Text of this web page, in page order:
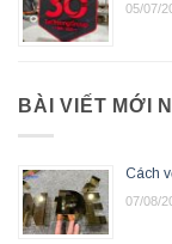
05/07/
BÀI VIẾT MỚI
Cách
07/08/